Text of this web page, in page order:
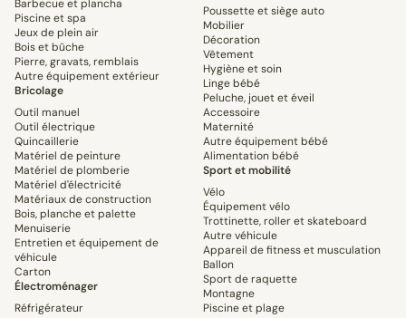
Barbecue et plancha
Piscine et spa
Jeux de plein air
Bois et bûche
Pierre, gravats, remblais
Autre équipement extérieur
Bricolage
Outil manuel
Outil électrique
Quincaillerie
Matériel de peinture
Matériel de plomberie
Matériel d'électricité
Matériaux de construction
Bois, planche et palette
Menuiserie
Entretien et équipement de
véhicule
Carton
Électroménager
Réfrigérateur
Poussette et siège auto
Mobilier
Décoration
Vêtement
Hygiène et soin
Linge bébé
Peluche, jouet et éveil
Accessoire
Maternité
Autre équipement bébé
Alimentation bébé
Sport et mobilité
Vélo
Équipement vélo
Trottinette, roller et skateboard
Autre véhicule
Appareil de fitness et musculation
Ballon
Sport de raquette
Montagne
Piscine et plage